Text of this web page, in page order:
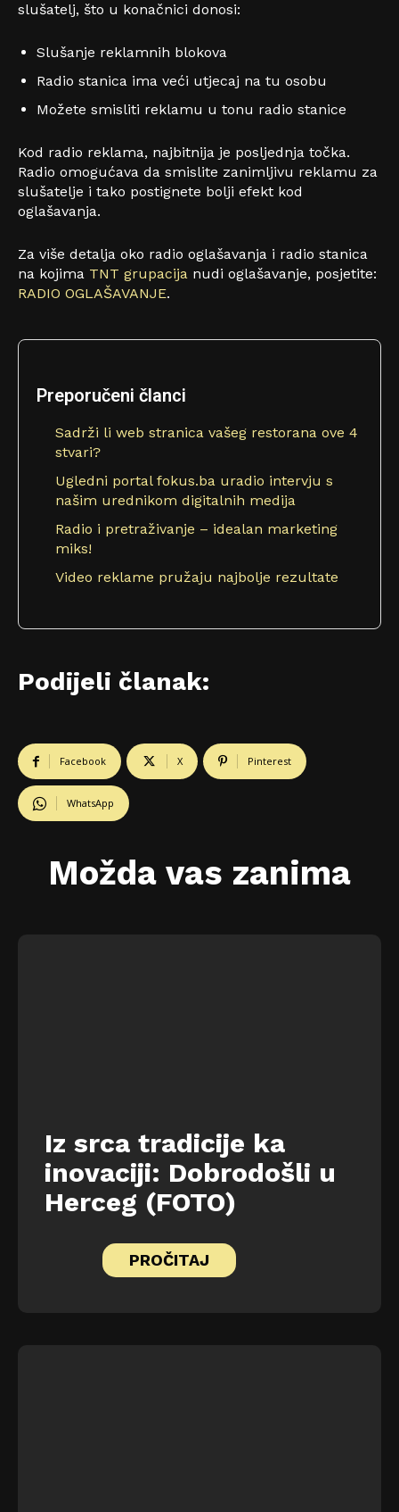
slušatelj, što u konačnici donosi:
Slušanje reklamnih blokova
Radio stanica ima veći utjecaj na tu osobu
Možete smisliti reklamu u tonu radio stanice
Kod radio reklama, najbitnija je posljednja točka.
Radio omogućava da smislite zanimljivu reklamu za
slušatelje i tako postignete bolji efekt kod
oglašavanja.
Za više detalja oko radio oglašavanja i radio stanica
na kojima TNT grupacija nudi oglašavanje, posjetite:
RADIO OGLAŠAVANJE.
Preporučeni članci
Sadrži li web stranica vašeg restorana ove 4
stvari?
Ugledni portal fokus.ba uradio intervju s
našim urednikom digitalnih medija
Radio i pretraživanje – idealan marketing
miks!
Video reklame pružaju najbolje rezultate
Podijeli članak:
Facebook X Pinterest
WhatsApp
Možda vas zanima
Iz srca tradicije ka
inovaciji: Dobrodošli u
Herceg (FOTO)
PROČITAJ